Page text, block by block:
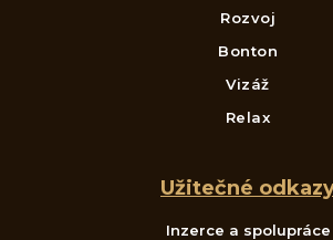
Rozvoj
Bonton
Vizáž
Relax
Užitečné
Inzerce a spolupráce